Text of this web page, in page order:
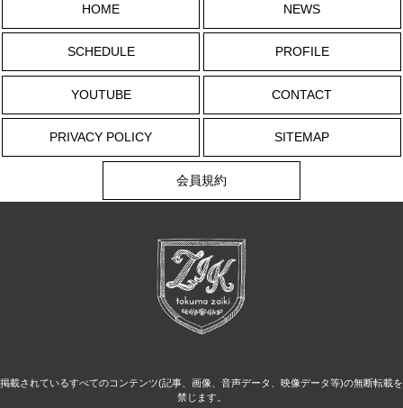
HOME NEWS
SCHEDULE PROFILE
YOUTUBE CONTACT
PRIVACY POLICY SITEMAP
会員規約
掲載されているすべてのコンテンツ(記事、画像、音声データ、映像データ等)の無断転載を
禁じます。